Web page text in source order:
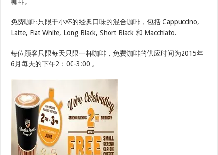
免费咖啡只限于小杯的经典口味的混合咖啡，包括 Cappuccino,
Latte, Flat White, Long Black, Short Black 和 Macchiato.
每位顾客只限每天只限一杯咖啡，免费咖啡的供应时间为2015年
6月每天的下午2：00-3:00 。